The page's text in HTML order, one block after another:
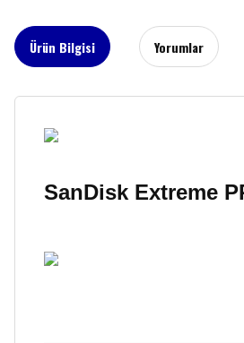
Ürün Bilgisi Yorumlar
SanDisk Extreme